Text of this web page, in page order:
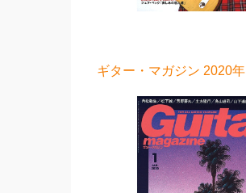
ギター・マガジン 2020